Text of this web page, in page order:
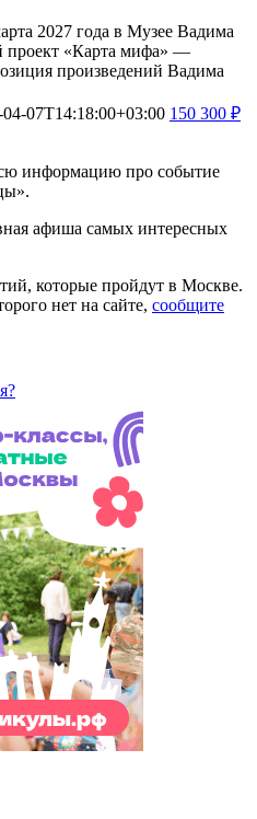
2027 года в Музее Вадима
проект «Карта мифа» —
произведений Вадима
04-07T14:18:00+03:00 150 300 ₽
информацию про событие
афиша самых интересных
которые пройдут в Москве.
нет на сайте, сообщите